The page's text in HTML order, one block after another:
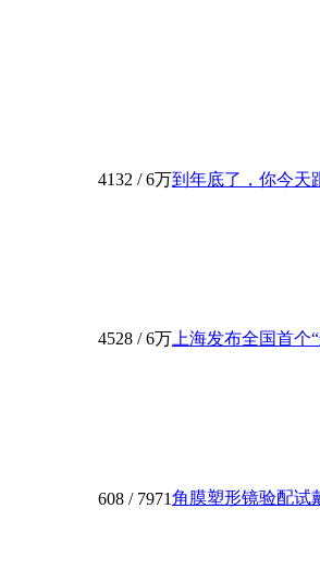
4132 /6万到年底了，你今天
4528 /6万上海发布全国首个
608 / 7971角膜塑形镜验配试